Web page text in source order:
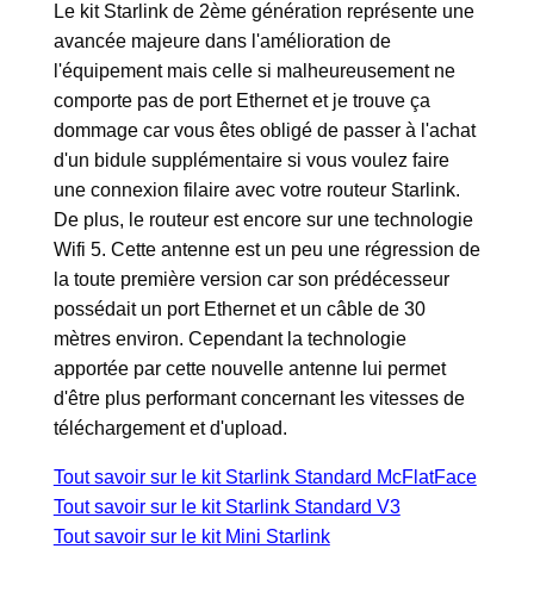
Le kit Starlink de 2ème génération représente une
avancée majeure dans l'amélioration de
l'équipement mais celle si malheureusement ne
comporte pas de port Ethernet et je trouve ça
dommage car vous êtes obligé de passer à l'achat
d'un bidule supplémentaire si vous voulez faire
une connexion filaire avec votre routeur Starlink.
De plus, le routeur est encore sur une technologie
Wifi 5. Cette antenne est un peu une régression de
la toute première version car son prédécesseur
possédait un port Ethernet et un câble de 30
mètres environ. Cependant la technologie
apportée par cette nouvelle antenne lui permet
d'être plus performant concernant les vitesses de
téléchargement et d'upload.
Tout savoir sur le kit Starlink Standard McFlatFace
Tout savoir sur le kit Starlink Standard V3
Tout savoir sur le kit Mini Starlink